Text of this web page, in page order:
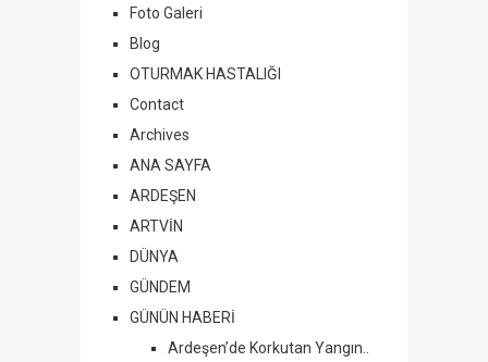
Foto Galeri
Blog
OTURMAK HASTALIĞI
Contact
Archives
ANA SAYFA
ARDEŞEN
ARTVİN
DÜNYA
GÜNDEM
GÜNÜN HABERİ
Ardeşen’de Korkutan Yangın..